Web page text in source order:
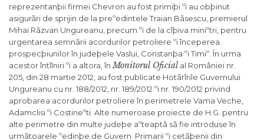
reprezentanþii firmei Chevron au fost primiþi ºi au obþinut
asigurãri de sprijin de la preºedintele Traian Bãsescu, premierul
Mihai Rãzvan Ungureanu, precum ºi de la cîþiva miniºtri, pentru
urgentarea semnãrii acordurilor petroliere ºi începerea
prospecþiunilor în judeþele Vaslui, Constanþa ºi Timiº. În urma
acestor întîlniri ºi a altora, în Monitorul Oficial al României nr.
205, din 28 martie 2012, au fost publicate Hotãrîrile Guvernului
Ungureanu cu nr. 188/2012, nr. 189/2012 ºi nr. 190/2012 privind
aprobarea acordurilor petroliere în perimetrele Vama Veche,
Adamclisi ºi Costineºti. Alte numeroase proiecte de H.G. pentru
alte perimetre din multe judeþe aºteaptã sã fie introduse în
urmãtoarele ºedinþe de Guvern. Primarii ºi cetãþenii din